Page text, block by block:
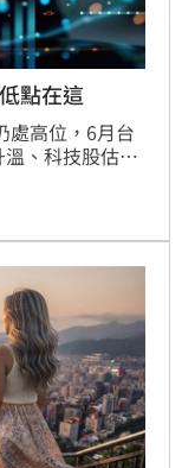
點在這
處高位，6月台
、科技股估值
顯示，民眾對